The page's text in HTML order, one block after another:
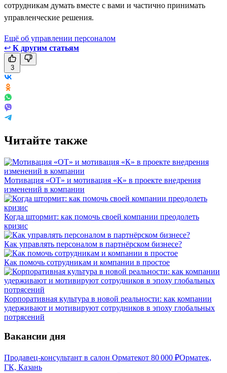
сотрудникам думать вместе с вами и частично принимать
управленческие решения.
Ещё об управлении персоналом
↩ К другим статьям
3
Читайте также
Мотивация «ОТ» и мотивация «К» в проекте внедрения
изменений в компании
Когда штормит: как помочь своей компании преодолеть
кризис
Как управлять персоналом в партнёрском бизнесе?
Как помочь сотрудникам и компании в простое
Корпоративная культура в новой реальности: как компании
удерживают и мотивируют сотрудников в эпоху глобальных
потрясений
Вакансии дня
Продавец-консультант в салон Орматекот 80 000 ₽Орматек,
ГК, Казань